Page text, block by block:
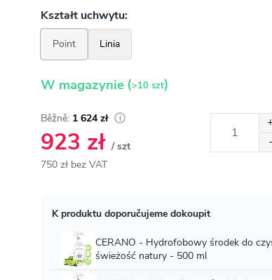
W magazynie (>10 szt)
1 624 zł
923 zł / szt
750 zł bez VAT